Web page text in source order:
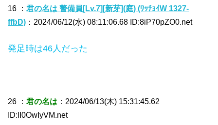
16 ：君の名は 警備員[Lv.7][新芽](庭) (ﾜｯﾁｮｲW 1327-
ffbD) ：2024/06/12(水) 08:11:06.68 ID:8iP70pZO0.net
発足時は46人だった
26 ：君の名は ：2024/06/13(木) 15:31:45.62
ID:lI0OwIyVM.net